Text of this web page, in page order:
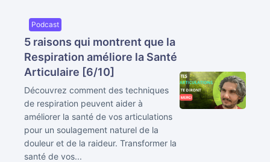
Podcast
5 raisons qui montrent que la
Respiration améliore la Santé
Articulaire [6/10]
Découvrez comment des techniques
de respiration peuvent aider à
améliorer la santé de vos articulations
pour un soulagement naturel de la
douleur et de la raideur. Transformer la
santé de vos...